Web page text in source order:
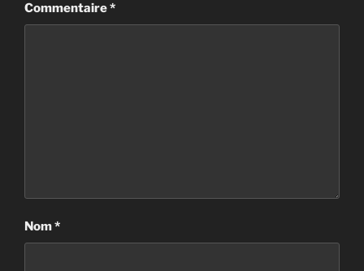
Commentaire*
Nom*